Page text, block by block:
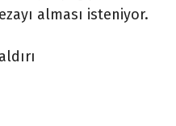
alması isteniyor.